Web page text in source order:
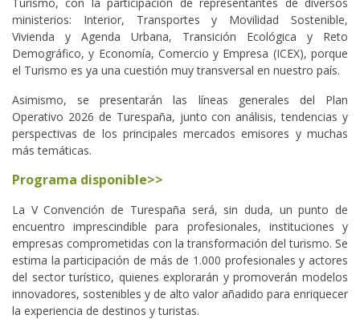
ministerios: Interior, Transportes y Movilidad Sostenible,
Vivienda y Agenda Urbana, Transición Ecológica y Reto
Demográfico, y Economía, Comercio y Empresa (ICEX), porque
el Turismo es ya una cuestión muy transversal en nuestro país.
Asimismo, se presentarán las líneas generales del Plan
Operativo 2026 de Turespaña, junto con análisis, tendencias y
perspectivas de los principales mercados emisores y muchas
más temáticas.
Programa disponible>>
La V Convención de Turespaña será, sin duda, un punto de
encuentro imprescindible para profesionales, instituciones y
empresas comprometidas con la transformación del turismo. Se
estima la participación de más de 1.000 profesionales y actores
del sector turístico, quienes explorarán y promoverán modelos
innovadores, sostenibles y de alto valor añadido para enriquecer
la experiencia de destinos y turistas.